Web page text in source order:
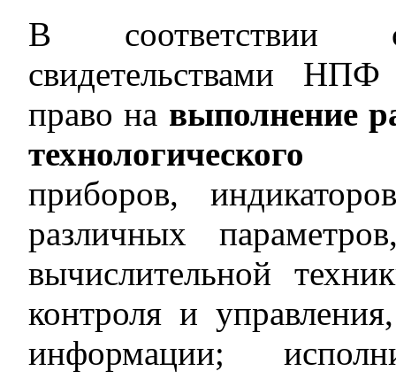
В соответствии
свидетельствами
право на выполнение
технологического
приборов,
различных
вычислительной
контроля и
информации;